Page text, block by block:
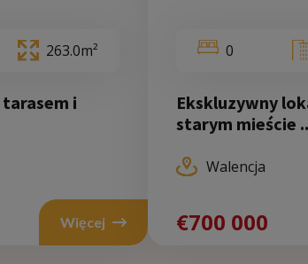
263.0m²
i
Więcej
Walencja
€970 000
0
Ekskluzywny
starym mieście
Walencja
€700 000